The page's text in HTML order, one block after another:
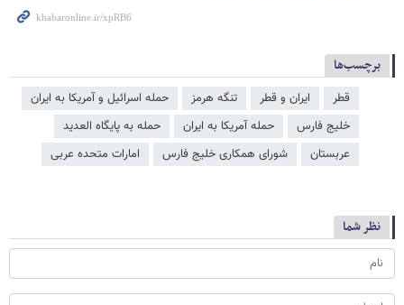
برچسب‌ها
قطر ایران و قطر تنگه هرمز
حمله اسرائیل و آمریکا به ایران
خلیج فارس
حمله آمریکا به ایران
حمله به پایگاه العدید
عربستان
شورای همکاری خلیج فارس امارات متحده عربی
نظر شما